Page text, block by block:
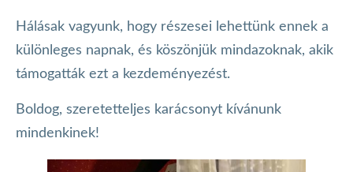
Hálásak vagyunk, hogy részesei lehettünk ennek a
különleges napnak, és köszönjük mindazoknak, akik
támogatták ezt a kezdeményezést.
Boldog, szeretetteljes karácsonyt kívánunk
mindenkinek!